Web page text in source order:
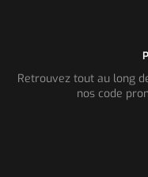
Retrouvez tout au long
nos code